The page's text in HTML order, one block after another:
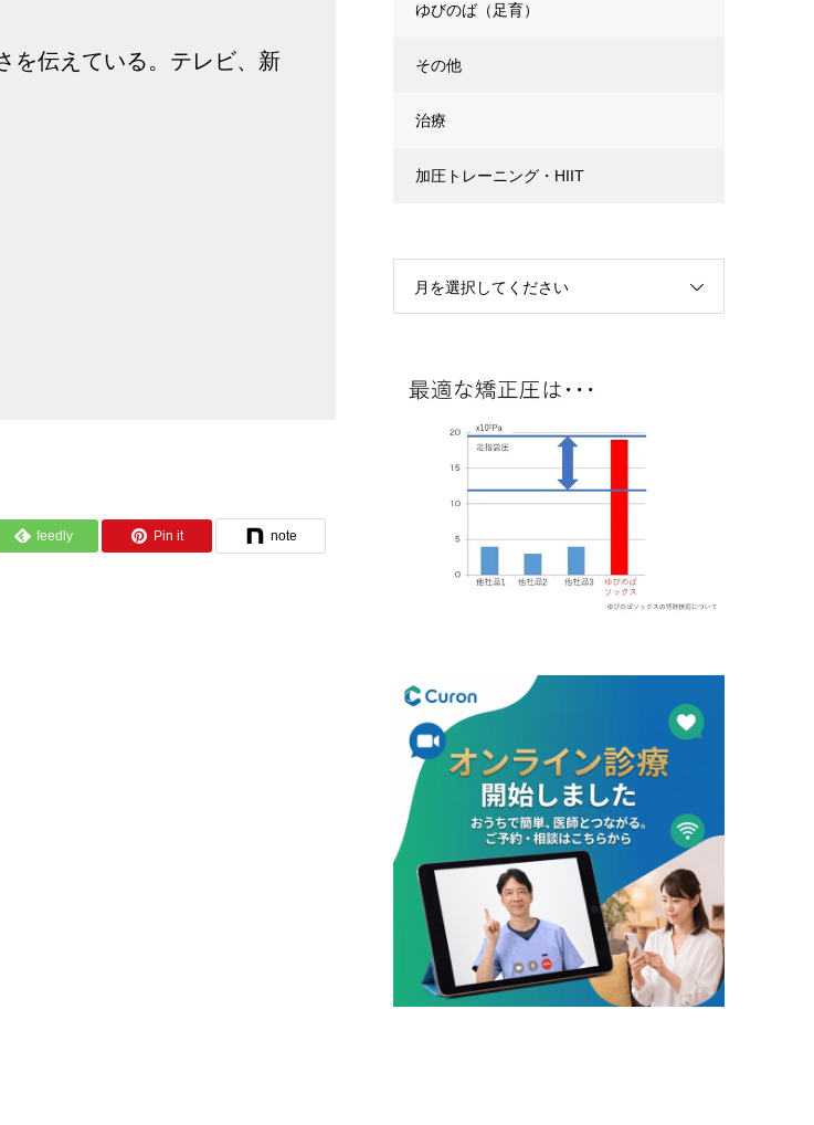
を伝えている。テレビ、新
feedly Pin it note
ゆびのば（足育）
その他
治療
加圧トレーニング・HIIT
月を選択してください